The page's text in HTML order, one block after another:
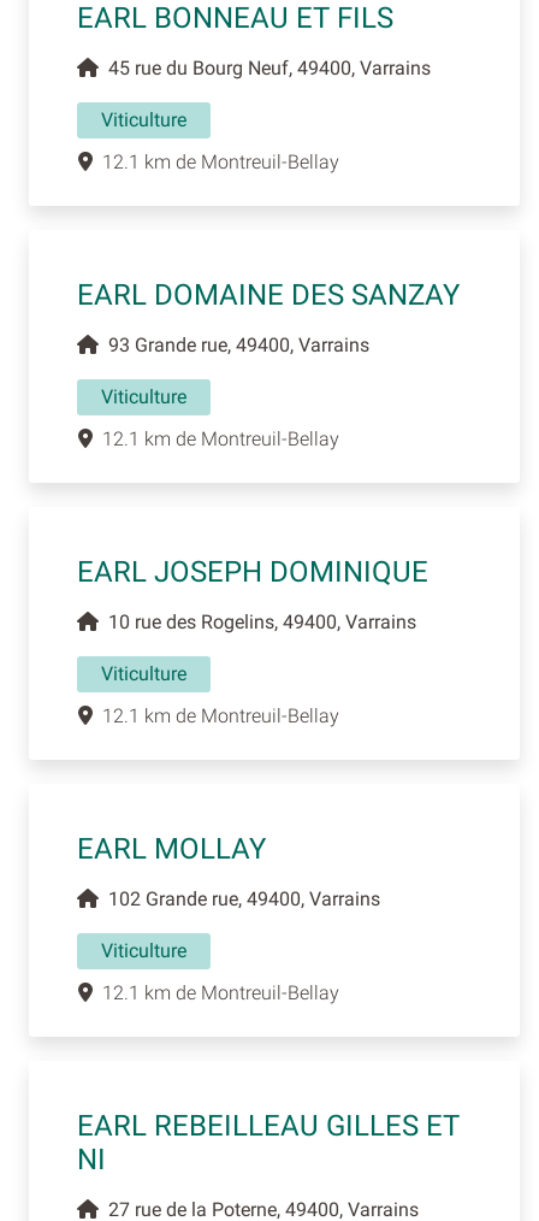
EARL BONNEAU ET FILS
45 rue du Bourg Neuf, 49400, Varrains
Viticulture
12.1 km de Montreuil-Bellay
EARL DOMAINE DES SANZAY
93 Grande rue, 49400, Varrains
Viticulture
12.1 km de Montreuil-Bellay
EARL JOSEPH DOMINIQUE
10 rue des Rogelins, 49400, Varrains
Viticulture
12.1 km de Montreuil-Bellay
EARL MOLLAY
102 Grande rue, 49400, Varrains
Viticulture
12.1 km de Montreuil-Bellay
EARL REBEILLEAU GILLES ET
NI
27 rue de la Poterne, 49400, Varrains